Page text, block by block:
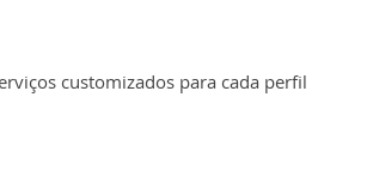
customizados para cada perfil